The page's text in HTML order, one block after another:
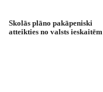
Skolās plāno pakāpeniski
atteikties no valsts ieskaitēm